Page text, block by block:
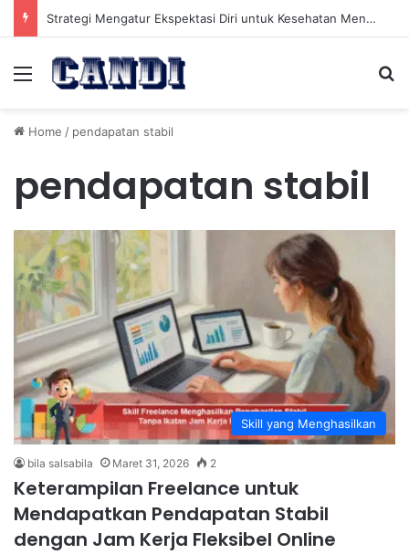
Strategi Mengatur Ekspektasi Diri untuk Kesehatan Mental yang Lebih Seimbang
Menu
Home / pendapatan stabil
pendapatan stabil
Skill yang Menghasilkan
bila salsabila Maret 31, 2026 2
Keterampilan Freelance untuk
Mendapatkan Pendapatan Stabil
dengan Jam Kerja Fleksibel Online